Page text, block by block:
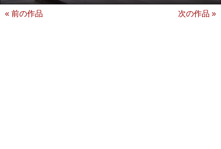
« 前の作品 次の作品 »